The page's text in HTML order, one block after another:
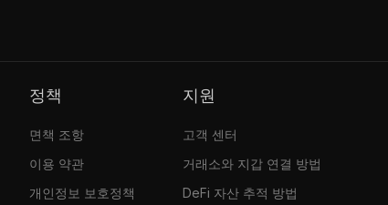
정책
면책 조항
이용 약관
개인정보 보호정책
지원
고객 센터
거래소와 지갑 연결 방법
DeFi 자산 추적 방법